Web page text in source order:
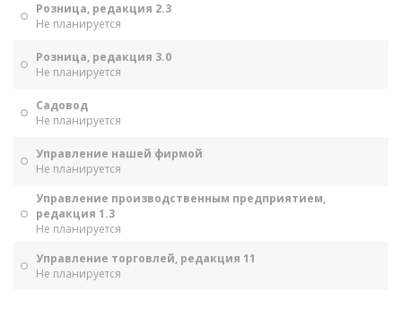
Розница, редакция 2.3
Не планируется
Розница, редакция 3.0
Не планируется
Садовод
Не планируется
Управление нашей фирмой
Не планируется
Управление производственным предприятием,
редакция 1.3
Не планируется
Управление торговлей, редакция 11
Не планируется